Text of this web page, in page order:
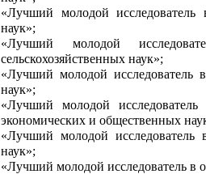
«Лучший молодой исследователь
наук»;
«Лучший молодой
сельскохозяйственных наук»;
«Лучший молодой исследователь
наук»;
«Лучший молодой
экономических и общественных
«Лучший молодой исследователь
наук»;
«Лучший молодой исследователь в